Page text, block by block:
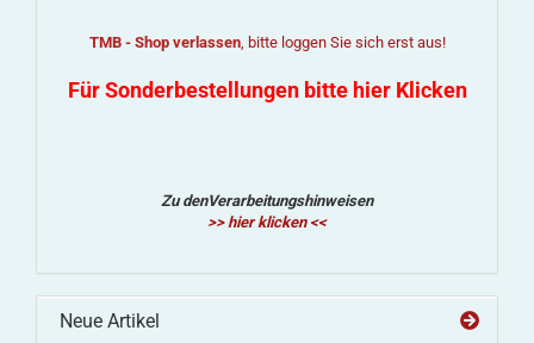
TMB - Shop verlassen, bitte loggen Sie sich erst aus!
Für Sonderbestellungen bitte hier Klicken
Zu denVerarbeitungshinweisen
>> hier klicken <<
Neue Artikel